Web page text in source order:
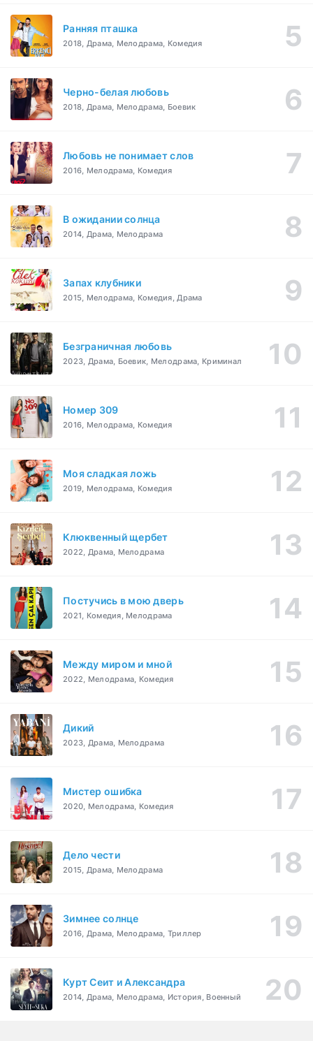
Ранняя пташка
2018, Драма, Мелодрама, Комедия
Черно-белая любовь
2018, Драма, Мелодрама, Боевик
Любовь не понимает слов
2016, Мелодрама, Комедия
В ожидании солнца
2014, Драма, Мелодрама
Запах клубники
2015, Мелодрама, Комедия, Драма
Безграничная любовь
2023, Драма, Боевик, Мелодрама, Криминал
Номер 309
2016, Мелодрама, Комедия
Моя сладкая ложь
2019, Мелодрама, Комедия
Клюквенный щербет
2022, Драма, Мелодрама
Постучись в мою дверь
2021, Комедия, Мелодрама
Между миром и мной
2022, Мелодрама, Комедия
Дикий
2023, Драма, Мелодрама
Мистер ошибка
2020, Мелодрама, Комедия
Дело чести
2015, Драма, Мелодрама
Зимнее солнце
2016, Драма, Мелодрама, Триллер
Курт Сеит и Александра
2014, Драма, Мелодрама, История, Военный